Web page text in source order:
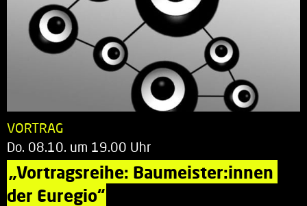
VORTRAG
Do. 08.10. um 19.00 Uhr
„Vortragsreihe: Baumeister:innen
der Euregio“